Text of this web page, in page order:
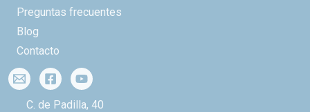
Preguntas frecuentes
Blog
Contacto
C. de Padilla, 40